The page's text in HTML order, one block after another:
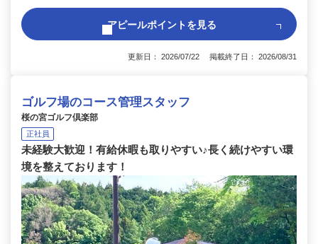
アピールポイントを見る
更新日： 2026/07/22 掲載終了日： 2026/08/31
ゴルフ場のコース管理スタッフ
桜の宮ゴルフ倶楽部
正社員
未経験大歓迎！有給休暇も取りやすい♪長く続けやすい環
境を整えております！